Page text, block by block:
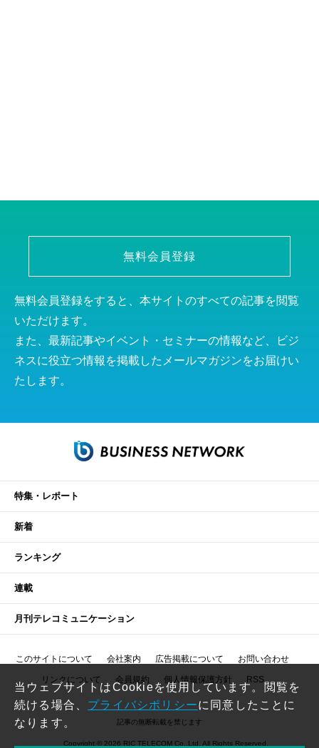
無料会員登録
無料会員登録をすると、本サイトのすべての記事を閲覧
いただけます。
また、最新記事やイベント・セミナーの情報など、ビジ
ネスに役立つ情報を掲載したメールマガジンをお届けい
たします。
特集・レポート
新着
ランキング
連載
月刊テレコミュニケーション
このサイトについて 会社案内 広告掲載について お問い合わせ
リンクについて 会員規約 個人情報保護方針 RSS
記事の無断転載を禁じます
Copyright © 2026 RIC TELECOM Co.,Ltd. All Rights Reserved.
当ウェブサイトはCookieを使用しています。閲覧を
続ける場合、 プライバシポリシーに同意したことに
なります。